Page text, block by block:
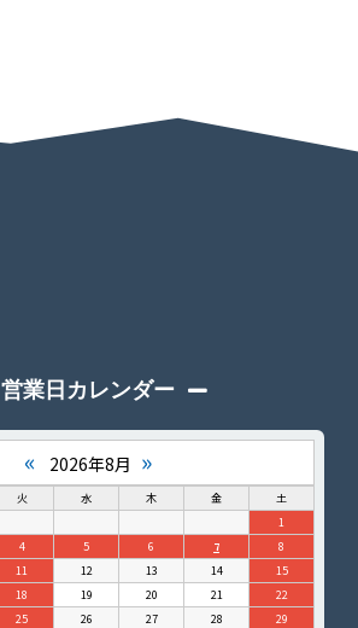
営業日カレンダー
« 2026年8月 »
火 水 木 金
土
1
4 5 6 7
8
11 12 13 14
15
18 19 20 21
22
25 26 27 28
29